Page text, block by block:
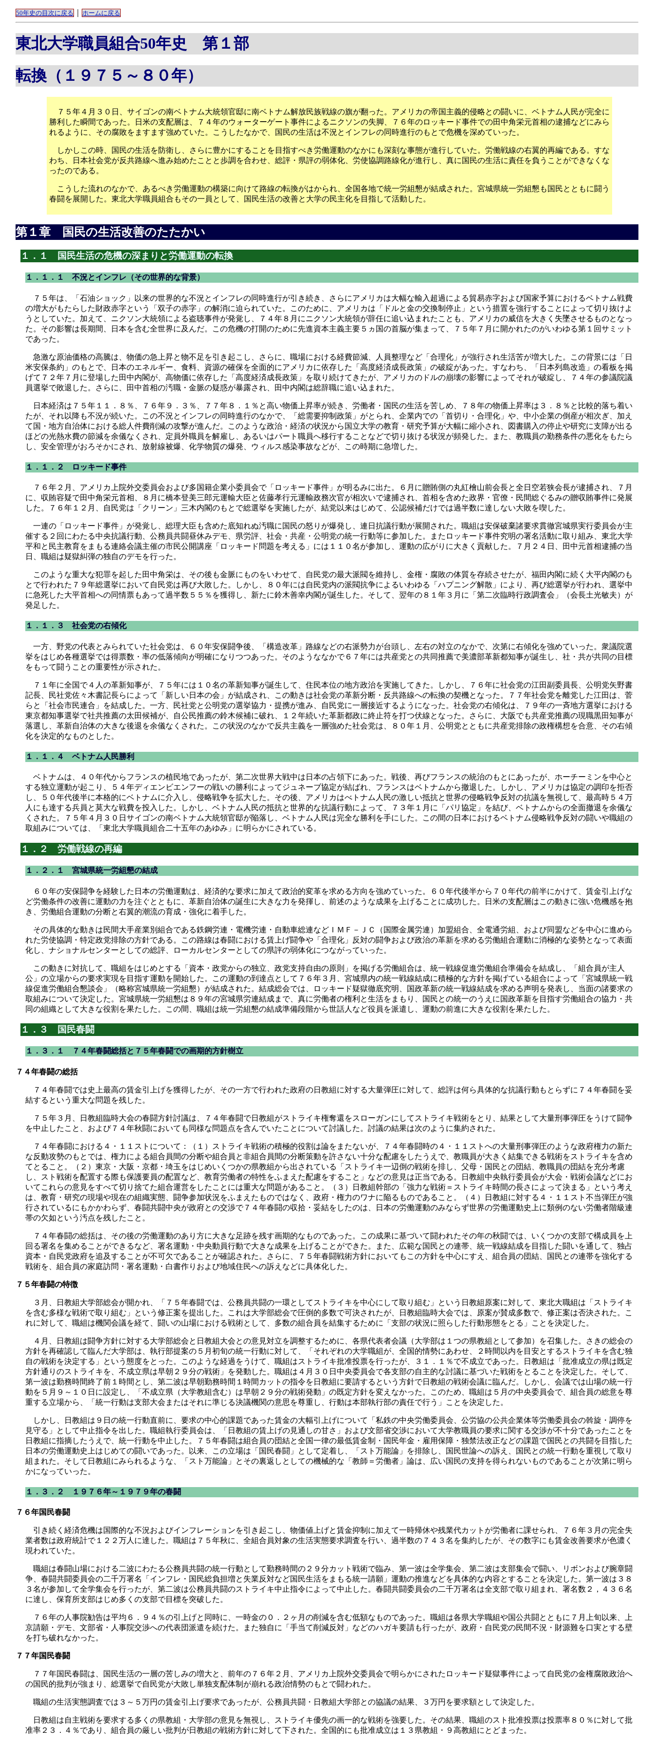
50年史の目次に戻る ホームに戻る
東北大学職員組合50年史 第１部
転換（１９７５～８０年）
７５年４月３０日、サイゴンの南ベトナム大統領官邸に南ベトナム解放民族戦線の旗が翻った。アメリカの帝国主義的侵略との闘いに、ベトナム人民が完全に
勝利した瞬間であった。日米の支配層は、７４年のウォーターゲート事件によるニクソンの失脚、７６年のロッキード事件での田中角栄元首相の逮捕などにみら
れるように、その腐敗をますます強めていた。こうしたなかで、国民の生活は不況とインフレの同時進行のもとで危機を深めていった。
しかしこの時、国民の生活を防衛し、さらに豊かにすることを目指すべき労働運動のなかにも深刻な事態が進行していた。労働戦線の右翼的再編である。すな
わち、日本社会党が反共路線へ進み始めたことと歩調を合わせ、総評・県評の弱体化、労使協調路線化が進行し、真に国民の生活に責任を負うことができなくな
ったのである。
こうした流れのなかで、あるべき労働運動の構築に向けて路線の転換がはかられ、全国各地で統一労組懇が結成された。宮城県統一労組懇も国民とともに闘う
春闘を展開した。東北大学職員組合もその一員として、国民生活の改善と大学の民主化を目指して活動した。
第１章 国民の生活改善のたたかい
１．１ 国民生活の危機の深まりと労働運動の転換
１．１．１ 不況とインフレ（その世界的な背景）
７５年は、「石油ショック」以来の世界的な不況とインフレの同時進行が引き続き、さらにアメリカは大幅な輸入超過による貿易赤字および国家予算におけるベトナム戦費
の増大がもたらした財政赤字という「双子の赤字」の解消に迫られていた。このために、アメリカは「ドルと金の交換制停止」という措置を強行することによって切り抜けよ
うとしていた。加えて、ニクソン大統領による盗聴事件が発覚し、７４年８月にニクソン大統領が辞任に追い込まれたことも、アメリカの威信を大きく失墜させるものとなっ
た。その影響は長期間、日本を含む全世界に及んだ。この危機の打開のために先進資本主義主要５ヵ国の首脳が集まって、７５年７月に開かれたのがいわゆる第１回サミット
であった。
急激な原油価格の高騰は、物価の急上昇と物不足を引き起こし、さらに、職場における経費節減、人員整理など「合理化」が強行され生活苦が増大した。この背景には「日
米安保条約」のもとで、日本のエネルギー、食料、資源の確保を全面的にアメリカに依存した「高度経済成長政策」の破綻があった。すなわち、「日本列島改造」の看板を掲
げて７２年７月に登場した田中内閣が、高物価に依存した「高度経済成長政策」を取り続けてきたが、アメリカのドルの崩壊の影響によってそれが破綻し、７４年の参議院議
員選挙で敗退した。さらに、田中首相の汚職・金脈の疑惑が暴露され、田中内閣は総辞職に追い込まれた。
日本経済は７５年１１．８％、７６年９．３％、７７年８．１％と高い物価上昇率が続き、労働者・国民の生活を苦しめ、７８年の物価上昇率は３．８％と比較的落ち着い
たが、それ以降も不況が続いた。この不況とインフレの同時進行のなかで、「総需要抑制政策」がとられ、企業内での「首切り・合理化」や、中小企業の倒産が相次ぎ、加え
て国・地方自治体における総人件費削減の攻撃が進んだ。このような政治・経済の状況から国立大学の教育・研究予算が大幅に縮小され、図書購入の停止や研究に支障が出る
ほどの光熱水費の節減を余儀なくされ、定員外職員を解雇し、あるいはパート職員へ移行することなどで切り抜ける状況が頻発した。また、教職員の勤務条件の悪化をもたら
し、安全管理がおろそかにされ、放射線被爆、化学物質の爆発、ウィルス感染事故などが、この時期に急増した。
１．１．２ ロッキード事件
７６年２月、アメリカ上院外交委員会および多国籍企業小委員会で「ロッキード事件」が明るみに出た。６月に贈賄側の丸紅檜山前会長と全日空若狭会長が逮捕され、７月
に、収賄容疑で田中角栄元首相、８月に橋本登美三郎元運輸大臣と佐藤孝行元運輸政務次官が相次いで逮捕され、首相を含めた政界・官僚・民間総ぐるみの贈収賄事件に発展
した。７６年１２月、自民党は「クリーン」三木内閣のもとで総選挙を実施したが、結党以来はじめて、公認候補だけでは過半数に達しない大敗を喫した。
一連の「ロッキード事件」が発覚し、総理大臣も含めた底知れぬ汚職に国民の怒りが爆発し、連日抗議行動が展開された。職組は安保破棄諸要求貫徹宮城県実行委員会が主
催する２回にわたる中央抗議行動、公務員共闘昼休みデモ、県労評、社会・共産・公明党の統一行動等に参加した。またロッキード事件究明の署名活動に取り組み、東北大学
平和と民主教育をまもる連絡会議主催の市民公開講座「ロッキード問題を考える」には１１０名が参加し、運動の広がりに大きく貢献した。７月２４日、田中元首相逮捕の当
日、職組は疑獄糾弾の独自のデモを行った。
このような重大な犯罪を起した田中角栄は、その後も金脈にものをいわせて、自民党の最大派閥を維持し、金権・腐敗の体質を存続させたが、福田内閣に続く大平内閣のも
とで行われた７９年総選挙において自民党は再び大敗した。しかし、８０年には自民党内の派閥抗争によるいわゆる「ハプニング解散」により、再び総選挙が行われ、選挙中
に急死した大平首相への同情票もあって過半数５５％を獲得し、新たに鈴木善幸内閣が誕生した。そして、翌年の８１年３月に「第二次臨時行政調査会」（会長土光敏夫）が
発足した。
１．１．３ 社会党の右傾化
一方、野党の代表とみられていた社会党は、６０年安保闘争後、「構造改革」路線などの右派勢力が台頭し、左右の対立のなかで、次第に右傾化を強めていった。衆議院選
挙をはじめ各種選挙では得票数・率の低落傾向が明確になりつつあった。そのようななかで６７年には共産党との共同推薦で美濃部革新都知事が誕生し、社・共が共同の目標
をもって闘うことの重要性が示された。
７１年に全国で４人の革新知事が、７５年には１０名の革新知事が誕生して、住民本位の地方政治を実施してきた。しかし、７６年に社会党の江田副委員長、公明党矢野書
記長、民社党佐々木書記長らによって「新しい日本の会」が結成され、この動きは社会党の革新分断・反共路線への転換の契機となった。７７年社会党を離党した江田は、菅
らと「社会市民連合」を結成した。一方、民社党と公明党の選挙協力・提携が進み、自民党に一層接近するようになった。社会党の右傾化は、７９年の一斉地方選挙における
東京都知事選挙で社共推薦の太田候補が、自公民推薦の鈴木候補に破れ、１２年続いた革新都政に終止符を打つ伏線となった。さらに、大阪でも共産党推薦の現職黒田知事が
落選し、革新自治体の大きな後退を余儀なくされた。この状況のなかで反共主義を一層強めた社会党は、８０年１月、公明党とともに共産党排除の政権構想を合意、その右傾
化を決定的なものとした。
１．１．４ ベトナム人民勝利
ベトナムは、４０年代からフランスの植民地であったが、第二次世界大戦中は日本の占領下にあった。戦後、再びフランスの統治のもとにあったが、ホーチーミンを中心と
する独立運動が起こり、５４年ディエンビエンフーの戦いの勝利によってジュネーブ協定が結ばれ、フランスはベトナムから撤退した。しかし、アメリカは協定の調印を拒否
し、５０年代後半に本格的にベトナムに介入し、侵略戦争を拡大した。その後、アメリカはべトナム人民の激しい抵抗と世界の侵略戦争反対の抗議を無視して、最高時５４万
人にも達する兵員と莫大な戦費を投入した。しかし、ベトナム人民の抵抗と世界的な抗議行動によって、７３年１月に「パリ協定」を結び、ベトナムからの全面撤退を余儀な
くされた。７５年４月３０日サイゴンの南ベトナム大統領官邸が陥落し、ベトナム人民は完全な勝利を手にした。この間の日本におけるベトナム侵略戦争反対の闘いや職組の
取組みについては、「東北大学職員組合二十五年のあゆみ」に明らかにされている。
１．２ 労働戦線の再編
１．２．１ 宮城県統一労組懇の結成
６０年の安保闘争を経験した日本の労働運動は、経済的な要求に加えて政治的変革を求める方向を強めていった。６０年代後半から７０年代の前半にかけて、賃金引上げな
ど労働条件の改善に運動の力を注ぐとともに、革新自治体の誕生に大きな力を発揮し、前述のような成果を上げることに成功した。日米の支配層はこの動きに強い危機感を抱
き、労働組合運動の分断と右翼的潮流の育成・強化に着手した。
その具体的な動きは民間大手産業別組合である鉄鋼労連・電機労連・自動車総連などＩＭＦ－ＪＣ（国際金属労連）加盟組合、全電通労組、および同盟などを中心に進めら
れた労使協調・特定政党排除の方針である。この路線は春闘における賃上げ闘争や「合理化」反対の闘争および政治の革新を求める労働組合運動に消極的な姿勢となって表面
化し、ナショナルセンターとしての総評、ローカルセンターとしての県評の弱体化につながっていった。
この動きに対抗して、職組をはじめとする「資本・政党からの独立、政党支持自由の原則」を掲げる労働組合は、統一戦線促進労働組合準備会を結成し、「組合員が主人
公」の立場からの要求実現を目指す運動を開始した。この運動の到達点として７６年３月、宮城県内の統一戦線結成に積極的な方針を掲げている組合によって「宮城県統一戦
線促進労働組合懇談会」（略称宮城県統一労組懇）が結成された。結成総会では、ロッキード疑獄徹底究明、国政革新の統一戦線結成を求める声明を発表し、当面の諸要求の
取組みについて決定した。宮城県統一労組懇は８９年の宮城県労連結成まで、真に労働者の権利と生活をまもり、国民との統一のうえに国政革新を目指す労働組合の協力・共
同の組織として大きな役割を果たした。この間、職組は統一労組懇の結成準備段階から世話人など役員を派遣し、運動の前進に大きな役割を果たした。
１．３ 国民春闘
１．３．１ ７４年春闘総括と７５年春闘での画期的方針樹立
７４年春闘の総括
７４年春闘では史上最高の賃金引上げを獲得したが、その一方で行われた政府の日教組に対する大量弾圧に対して、総評は何ら具体的な抗議行動もとらずに７４年春闘を妥
結するという重大な問題を残した。
７５年３月、日教組臨時大会の春闘方針討議は、７４年春闘で日教組がストライキ権奪還をスローガンにしてストライキ戦術をとり、結果として大量刑事弾圧をうけて闘争
を中止したこと、および７４年秋闘においても同様な問題点を含んでいたことについて討議した。討議の結果は次のように集約された。
７４年春闘における４・１１ストについて：（１）ストライキ戦術の積極的役割は論をまたないが、７４年春闘時の４・１１ストへの大量刑事弾圧のような政府権力の新た
な反動攻勢のもとでは、権力による組合員間の分断や組合員と非組合員間の分断策動を許さない十分な配慮をしたうえで、教職員が大きく結集できる戦術をストライキを含め
てとること。（２）東京・大阪・京都・埼玉をはじめいくつかの県教組から出されている「ストライキ一辺倒の戦術を排し、父母・国民との団結、教職員の団結を充分考慮
し、スト戦術を配置する際も保護要員の配置など、教育労働者の特性をふまえた配慮をすること」などの意見は正当である。日教組中央執行委員会が大会・戦術会議などにお
いてこれらの意見をすべて切り捨てた組合運営をしたことには重大な問題があること。（３）日教組幹部の「強力な戦術＝ストライキ時間の長さによって決まる」という考え
は、教育・研究の現場や現在の組織実態、闘争参加状況をふまえたものではなく、政府・権力のワナに陥るものであること。（４）日教組に対する４・１１スト不当弾圧が強
行されているにもかかわらず、春闘共闘中央が政府との交渉で７４年春闘の収拾・妥結をしたのは、日本の労働運動のみならず世界の労働運動史上に類例のない労働者階級連
帯の欠如という汚点を残したこと。
７４年春闘の総括は、その後の労働運動のあり方に大きな足跡を残す画期的なものであった。この成果に基づいて闘われたその年の秋闘では、いくつかの支部で構成員を上
回る署名を集めることができるなど、署名運動・中央動員行動で大きな成果を上げることができた。また、広範な国民との連帯、統一戦線結成を目指した闘いを通して、独占
資本・自民党政府を追及することが不可欠であることが確認された。さらに、７５年春闘戦術方針においてもこの方針を中心にすえ、組合員の団結、国民との連帯を強化する
戦術を、組合員の家庭訪問・署名運動・白書作りおよび地域住民への訴えなどに具体化した。
７５年春闘の特徴
３月、日教組大学部総会が開かれ、「７５年春闘では、公務員共闘の一環としてストライキを中心にして取り組む」という日教組原案に対して、東北大職組は「ストライキ
を含む多様な戦術で取り組む」という修正案を提出した。これは大学部総会で圧倒的多数で可決されたが、日教組臨時大会では、原案が賛成多数で、修正案は否決された。こ
れに対して、職組は機関会議を経て、闘いの山場における戦術として、多数の組合員を結集するために「支部の状況に照らした行動形態をとる」ことを決定した。
４月、日教組は闘争方針に対する大学部総会と日教組大会との意見対立を調整するために、各県代表者会議（大学部は１つの県教組として参加）を召集した。さきの総会の
方針を再確認して臨んだ大学部は、執行部提案の５月初旬の統一行動に対して、「それぞれの大学職組が、全国的情勢にあわせ、２時間以内を目安とするストライキを含む独
自の戦術を決定する」という態度をとった。このような経過をうけて、職組はストライキ批准投票を行ったが、３１．１％で不成立であった。日教組は「批准成立の県は既定
方針通りのストライキを、不成立県は早朝２９分の戦術」を発動した。職組は４月３０日中央委員会で各支部の自主的な討議に基づいた戦術をとることを決定した。そして、
第一波は勤務時間終了前１時間とし、第二波は早朝勤務時間１時間カットの指令を日教組に要請するという方針で日教組の戦術会議に臨んだ。しかし、会議では山場の統一行
動を５月９～１０日に設定し、「不成立県（大学教組含む）は早朝２９分の戦術発動」の既定方針を変えなかった。このため、職組は５月の中央委員会で、組合員の総意を尊
重する立場から、「統一行動は支部大会またはそれに準じる決議機関の意思を尊重し、行動は本部執行部の責任で行う」ことを決定した。
しかし、日教組は９日の統一行動直前に、要求の中心的課題であった賃金の大幅引上げについて「私鉄の中央労働委員会、公労協の公共企業体等労働委員会の斡旋・調停を
見守る」として中止指令を出した。職組執行委員会は、「日教組の賃上げの見通しの甘さ」および文部省交渉において大学教職員の要求に関する交渉が不十分であったことを
日教組に指摘したうえで、統一行動を中止した。７５年春闘は組合員の団結と全国一律の最低賃金制・国民年金・雇用保障・独禁法改正などの課題で国民との共闘を目指した
日本の労働運動史上はじめての闘いであった。以来、この立場は「国民春闘」として定着し、「スト万能論」を排除し、国民世論への訴え、国民との統一行動を重視して取り
組まれた。そして日教組にみられるような、「スト万能論」とその裏返しとしての機械的な「教師＝労働者」論は、広い国民の支持を得られないものであることが次第に明ら
かになっていった。
１．３．２ １９７６年～１９７９年の春闘
７６年国民春闘
引き続く経済危機は国際的な不況およびインフレーションを引き起こし、物価値上げと賃金抑制に加えて一時帰休や残業代カットが労働者に課せられ、７６年３月の完全失
業者数は政府統計で１２２万人に達した。職組は７５年秋に、全組合員対象の生活実態要求調査を行い、過半数の７４３名を集約したが、その数字にも賃金改善要求が色濃く
現われていた。
職組は春闘山場における二波にわたる公務員共闘の統一行動として勤務時間の２９分カット戦術で臨み、第一波は全学集会、第二波は支部集会で闘い、リボンおよび腕章闘
争、春闘共闘委員会の二千万署名「インフレ・国民総負担増と失業反対など国民生活をまもる統一請願」運動の推進などを具体的な内容とすることを決定した。第一波は３８
３名が参加して全学集会を行ったが、第二波は公務員共闘のストライキ中止指令によって中止した。春闘共闘委員会の二千万署名は全支部で取り組まれ、署名数２，４３６名
に達し、保育所支部はじめ多くの支部で目標を突破した。
７６年の人事院勧告は平均６．９４％の引上げと同時に、一時金の０．２ヶ月の削減を含む低額なものであった。職組は各県大学職組や国公共闘とともに７月上旬以来、上
京請願・デモ、文部省・人事院交渉への代表団派遣を続けた。また独自に「手当て削減反対」などのハガキ要請も行ったが、政府・自民党の民間不況・財源難を口実とする壁
を打ち破れなかった。
７７年国民春闘
７７年国民春闘は、国民生活の一層の苦しみの増大と、前年の７６年２月、アメリカ上院外交委員会で明らかにされたロッキード疑獄事件によって自民党の金権腐敗政治へ
の国民的批判が強まり、総選挙で自民党が大敗し単独支配体制が崩れる政治情勢のもとで闘われた。
職組の生活実態調査では３～５万円の賃金引上げ要求であったが、公務員共闘・日教組大学部との協議の結果、３万円を要求額として決定した。
日教組は自主戦術を要求する多くの県教組・大学部の意見を無視し、ストライキ優先の画一的な戦術を強要した。その結果、職組のスト批准投票は投票率８０％に対して批
准率２３．４％であり、組合員の厳しい批判が日教組の戦術方針に対して下された。全国的にも批准成立は１３県教組・９高教組にとどまった。